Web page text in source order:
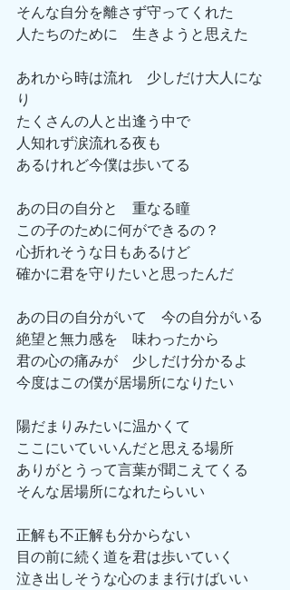
そんな自分を離さず守ってくれた
人たちのために　生きようと思えた
あれから時は流れ　少しだけ大人にな
り
たくさんの人と出逢う中で
人知れず涙流れる夜も
あるけれど今僕は歩いてる
あの日の自分と　重なる瞳
この子のために何ができるの？
心折れそうな日もあるけど
確かに君を守りたいと思ったんだ
あの日の自分がいて　今の自分がいる
絶望と無力感を　味わったから
君の心の痛みが　少しだけ分かるよ
今度はこの僕が居場所になりたい
陽だまりみたいに温かくて
ここにいていいんだと思える場所
ありがとうって言葉が聞こえてくる
そんな居場所になれたらいい
正解も不正解も分からない
目の前に続く道を君は歩いていく
泣き出しそうな心のまま行けばいい